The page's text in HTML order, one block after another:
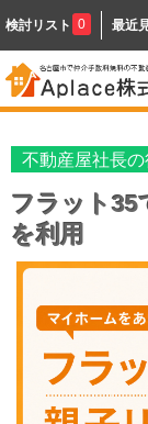
検討リスト 0 最近
不動産屋社長
フラット
を利用